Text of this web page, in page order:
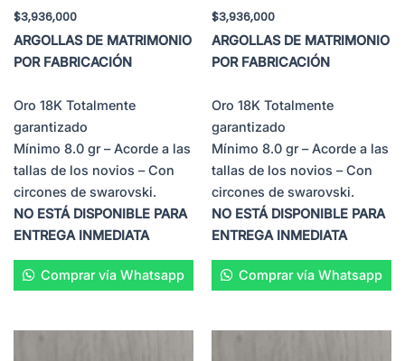
$3,936,000
ARGOLLAS DE MATRIMONIO
POR FABRICACIÓN
Oro 18K Totalmente
garantizado
Mínimo 8.0 gr – Acorde a las
tallas de los novios – Con
circones de swarovski.
NO ESTÁ DISPONIBLE PARA
ENTREGA INMEDIATA
Comprar vía Whatsapp
$3,936,000
ARGOLLAS DE MATRIMONIO
POR FABRICACIÓN
Oro 18K Totalmente
garantizado
Mínimo 8.0 gr – Acorde a las
tallas de los novios – Con
circones de swarovski.
NO ESTÁ DISPONIBLE PARA
ENTREGA INMEDIATA
Comprar vía Whatsapp